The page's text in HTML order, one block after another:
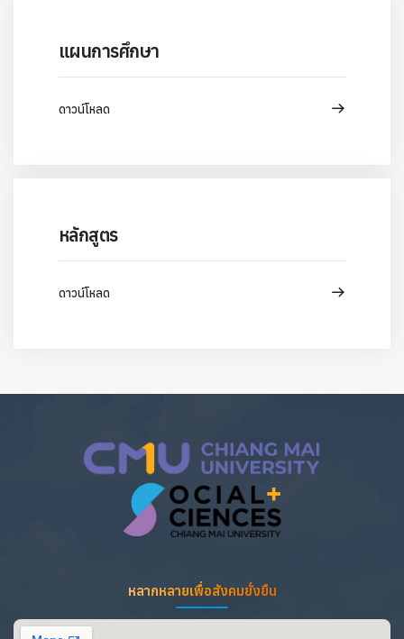
แผนการศึกษา
ดาวน์โหลด
หลักสูตร
ดาวน์โหลด
หลากหลายเพื่อสังคมยั่งยืน